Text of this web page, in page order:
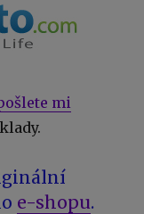
mi
e-shopu.